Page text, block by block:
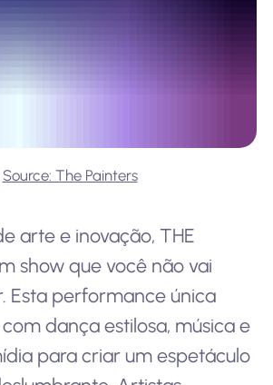
Source: The Painters
arte e inovação, THE
show que você não vai
Esta performance única
dança estilosa, música e
para criar um espetáculo